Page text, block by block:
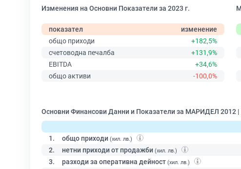
Изменения на Основни Показатели за 2023 г.
показател
изменение
общо приходи
+182,5%
счетоводна печалба
+131,9%
EBITDA
+34,6%
общо активи
-100,0%
Основни Финансови Данни и Показатели за МАРИДЕЛ 2012
1.
общо приходи (хил. лв.)
2. нетни приходи от продажби (хил. лв.)
3. разходи за оперативна дейност (хил. лв.)